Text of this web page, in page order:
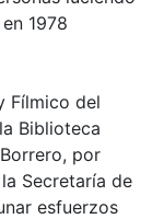
1978
Fílmico del
Biblioteca
por
Secretaría de
esfuerzos